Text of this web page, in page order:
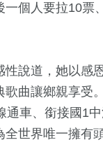
一個人要拉10票
性說道，她以感
歌曲讓鄉親享受
通車、銜接國1
全世界唯一擁有